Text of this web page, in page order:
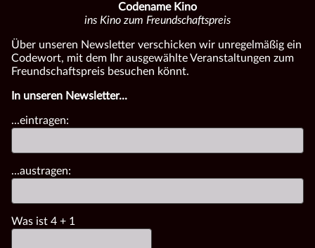
Codename Kino
ins Kino zum Freundschaftspreis
Über unseren Newsletter verschicken wir unregelmäßig ein
Codewort, mit dem Ihr ausgewählte Veranstaltungen zum
Freundschaftspreis besuchen könnt.
In unseren Newsletter...
...eintragen:
...austragen:
Was ist 4 + 1